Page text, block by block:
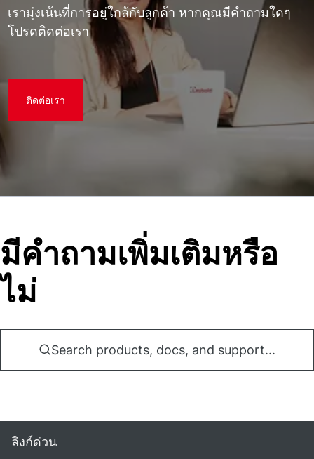
เรามุ่งเน้นที่การอยู่ใกล้กับลูกค้า หากคุณมีคําถามใดๆ
โปรดติดต่อเรา
ติดต่อเรา
มีคําถามเพิ่มเติมหรือ
ไม่
Search products, docs, and support...
ลิงก์ด่วน